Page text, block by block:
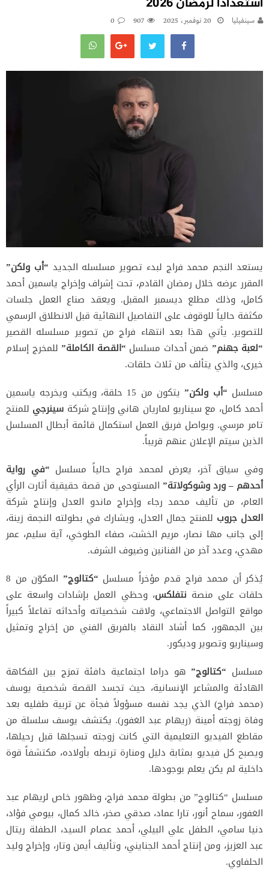
سينفيليا 20 نوفمبر، 2025 907
0
يستعد النجم محمد فراج لبدء تصوير مسلسله الجديد “أب ولكن”
المقرر عرضه خلال رمضان القادم، تحت إشراف وإخراج ياسمين أحمد
كامل، وذلك مطلع ديسمبر المقبل. ويعقد صناع العمل جلسات
مكثفة حالياً للوقوف على التفاصيل النهائية قبل الانطلاق الرسمي
للتصوير. يأتي هذا بعد انتهاء فراج من تصوير مسلسله القصير
“لعبة جهنم” ضمن أحداث مسلسل “القصة الكاملة” للمخرج إسلام
خيرى، والذي يتألف من ثلاث حلقات.
مسلسل “أب ولكن”
يتكون من 15 حلقة، ويكتب ويخرجه ياسمين
أحمد كامل، مع سيناريو لماريان هاني وإنتاج شركة سينرجي للمنتج
تامر مرسي. ويواصل فريق العمل استكمال قائمة أبطال المسلسل
الذين سيتم الإعلان عنهم قريباً.
وفي سياق آخر، يعرض لمحمد فراج حالياً مسلسل “في رواية
أحدهم – ورد وشوكولاتة” المستوحى من قصة حقيقية أثارت الرأي
العام، من تأليف محمد رجاء وإخراج ماندو العدل وإنتاج شركة
العدل جروب للمنتج جمال العدل، ويشارك في بطولته النجمة زينة،
إلى جانب مها نصار، مريم الخشت، صفاء الطوخي، آية سليم، عمر
مهدي، وعدد آخر من الفنانين وضيوف الشرف.
يُذكر أن محمد فراج قدم مؤخراً مسلسل “كتالوج”
المكوّن من 8
حلقات على منصة نتفلكس، وحظي العمل بإشادات واسعة على
مواقع التواصل الاجتماعي، ولاقت شخصياته وأحداثه تفاعلاً كبيراً
بين الجمهور، كما أشاد النقاد بالفريق الفني من إخراج وتمثيل
وسيناريو وتصوير وديكور.
مسلسل “كتالوج”هو دراما اجتماعية دافئة تمزج بين الفكاهة
الهادئة والمشاعر الإنسانية، حيث تجسد القصة شخصية يوسف
(محمد فراج) الذي يجد نفسه مسؤولاً فجأة عن تربية طفليه بعد
وفاة زوجته أمينة (ريهام عبد الغفور). يكتشف يوسف سلسلة من
مقاطع الفيديو التعليمية التي كانت زوجته تسجلها قبل رحيلها،
ويصبح كل فيديو بمثابة دليل ومنارة تربطه بأولاده، مكتشفاً قوة
داخلية لم يكن يعلم بوجودها.
مسلسل “كتالوج” من بطولة محمد فراج، وظهور خاص لريهام عبد
الغفور، سماح أنور، تارا عماد، صدقي صخر، خالد كمال، بيومي فؤاد،
دنيا سامي، الطفل علي البيلي، أحمد عصام السيد، الطفلة ريتال
عبد العزيز، ومن إنتاج أحمد الجنايني، وتأليف أيمن وتار، وإخراج وليد
الحلفاوي.